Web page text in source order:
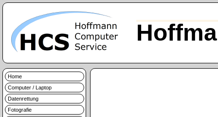
Home
Computer / Laptop
Datenrettung
Fotografie